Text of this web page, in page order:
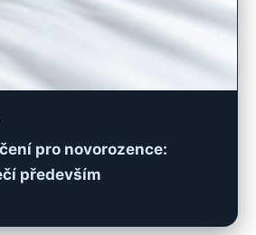
pro novorozence:
především